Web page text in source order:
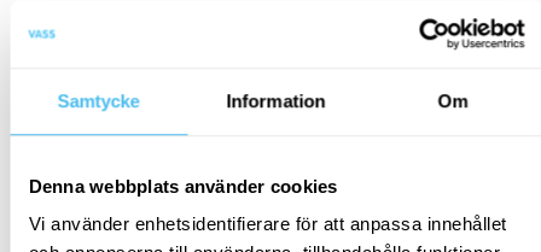
Samtycke Information Om
Denna webbplats använder cookies
Vi använder enhetsidentifierare för att anpassa innehållet
arbeta för en mer inkluderande framtid.
Våra karriärmöjligheter
Relaterat innehåll